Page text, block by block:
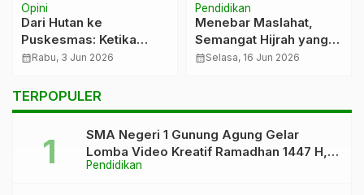
Opini
Dari Hutan ke
Puskesmas: Ketika
Uang Sitaan
Kelalaian yang Terlalu
Lama
calendar_monthRabu, 3 Jun 2026
Pendidikan
Menebar Maslahat,
Semangat Hijrah yang
Digaungkan MIN 2
calendar_monthSelasa, 16 Jun 2026
TERPOPULER
Pendidikan
SMA Negeri 1 Gunung Agung Gelar
Lomba Video Kreatif Ramadhan 1447 H,
Asah Bakat dan Pererat Kebersamaan